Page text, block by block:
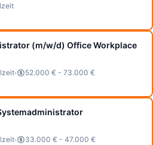
(m/w/d) Office Workplace
·
52.000 € - 73.000 €
·
33.000 € - 47.000 €